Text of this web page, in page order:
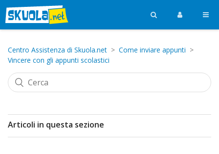
Centro Assistenza di Skuola.net
Come inviare appunti
Vincere con gli appunti scolastici
Articoli in questa sezione